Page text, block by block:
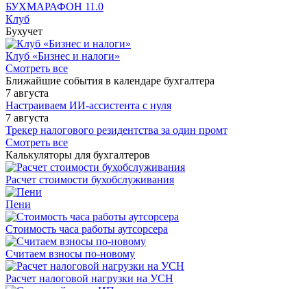
БУХМАРАФОН 11.0
Клуб
Бухучет
Клуб «Бизнес и налоги»
Смотреть все
Ближайшие события в календаре бухгалтера
7 августа
Настраиваем ИИ-ассистента с нуля
7 августа
Трекер налогового резидентства за один промт
Смотреть все
Калькуляторы для бухгалтеров
Расчет стоимости бухобслуживания
Пени
Стоимость часа работы аутсорсера
Считаем взносы по-новому
Расчет налоговой нагрузки на УСН